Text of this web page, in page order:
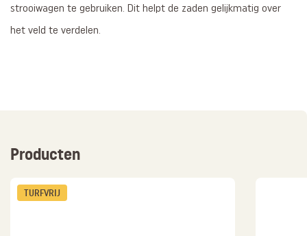
strooiwagen te gebruiken. Dit helpt de zaden gelijkmatig over
het veld te verdelen.
Producten
TURFVRIJ